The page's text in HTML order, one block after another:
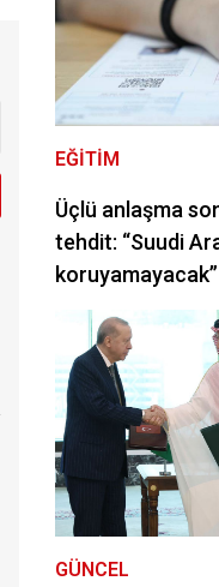
EĞITIM
Üçlü anlaşma
tehdit: “Suudi
koruyamayacak”
GÜNCEL